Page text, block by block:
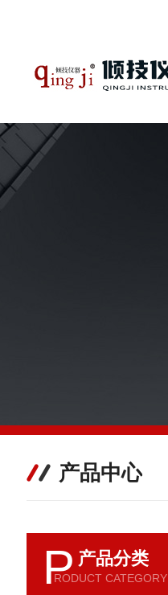
产品中心
P 产品分类
RODUCT CATEGORY